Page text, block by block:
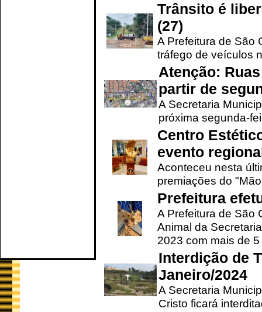
Trânsito é
(27)
A Prefeitura de São
tráfego de veículos
Atenção:
partir de
A Secretaria
próxima segunda-
Centro
evento
Aconteceu nesta
premiações do
Prefeitura
A Prefeitura de São
Animal da
2023 com mais de 5
Interdição de
Janeiro/2024
A Secretaria
Cristo ficará